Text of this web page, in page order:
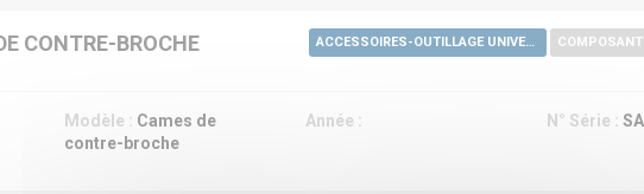
CONTRE-BROCHE ACCESSOIRES-OUTILLAGE UNIVERSELS
Modèle : Cames de
contre-broche
Année : N° Série :